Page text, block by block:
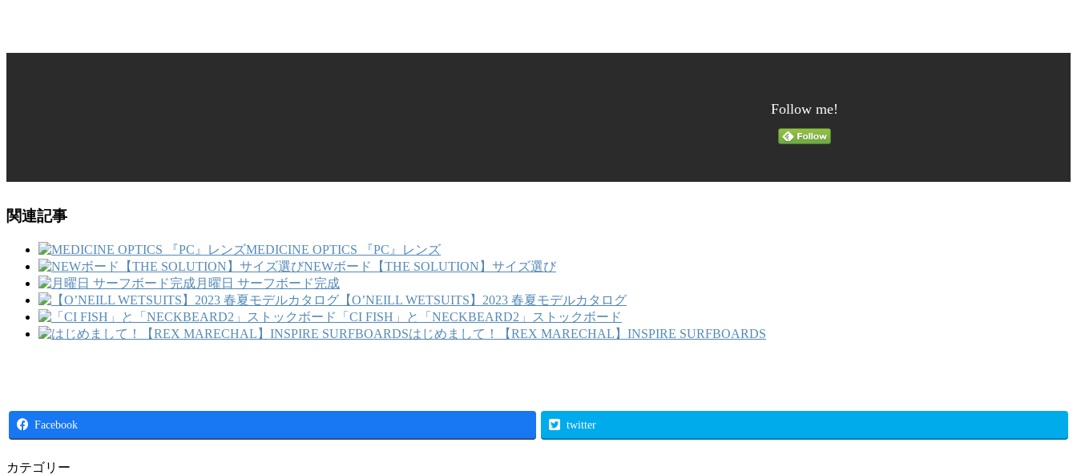
Follow me!
関連記事
MEDICINE OPTICS 『PC』レンズ
NEWボード【THE SOLUTION】サイズ選び
月曜日 サーフボード完成
【O’NEILL WETSUITS】2023 春夏モデルカタログ
「CI FISH」と「NECKBEARD2」ストックボード
はじめまして！【REX MARECHAL】INSPIRE SURFBOARDS
Facebook twitter
カテゴリー